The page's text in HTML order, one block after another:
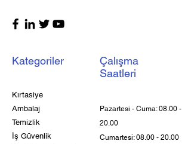
Kategoriler
Çalışma
Saatleri
Kırtasiye
Ambalaj
Temizlik
İş Güvenlik
Pazartesi - Cuma:08.00 -
20.00
Cumartesi:08.00 - 20.00